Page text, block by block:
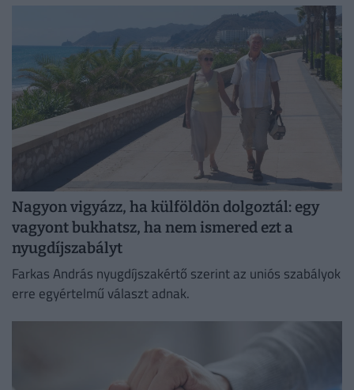
Nagyon vigyázz, ha külföldön dolgoztál: egy
vagyont bukhatsz, ha nem ismered ezt a
nyugdíjszabályt
Farkas András nyugdíjszakértő szerint az uniós szabályok
erre egyértelmű választ adnak.